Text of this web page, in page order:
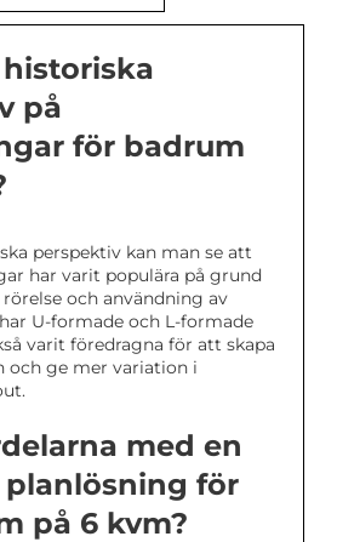
på
för badrum
perspektiv kan man se att
har varit populära på grund
och användning av
U-formade och L-formade
varit föredragna för att skapa
och ge mer variation i
med en
planlösning för
på 6 kvm?